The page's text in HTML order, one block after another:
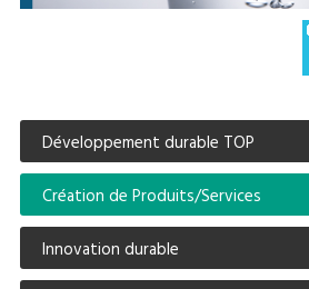
Développement durable TOP
Création de Produits/Services
Innovation durable